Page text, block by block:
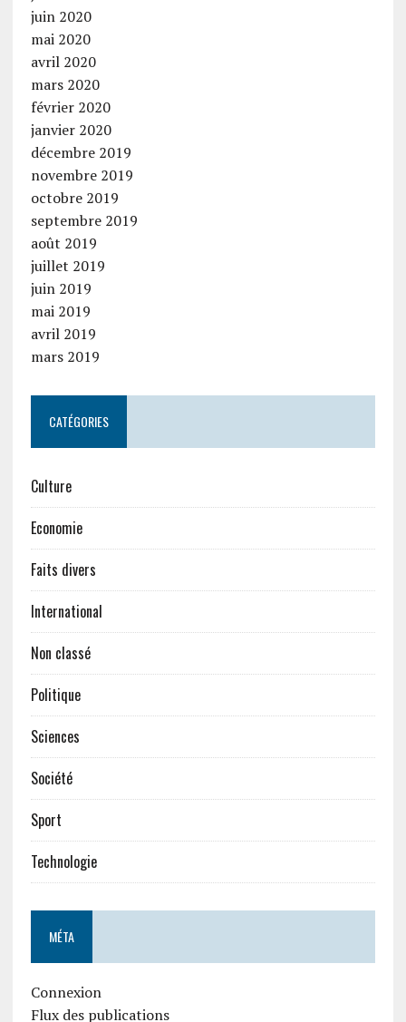
juin 2020
mai 2020
avril 2020
mars 2020
février 2020
janvier 2020
décembre 2019
novembre 2019
octobre 2019
septembre 2019
août 2019
juillet 2019
juin 2019
mai 2019
avril 2019
mars 2019
CATÉGORIES
Culture
Economie
Faits divers
International
Non classé
Politique
Sciences
Société
Sport
Technologie
MÉTA
Connexion
Flux des publications